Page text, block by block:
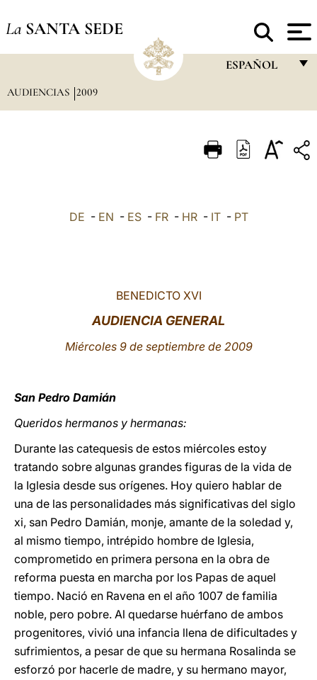
La SANTA SEDE
ESPAÑOL
ITALIANO
LATINE
AUDIENCIAS 2009
DE - EN - ES- FR- HR- IT- PT
BENEDICTO XVI
AUDIENCIA GENERAL
Miércoles 9 de septiembre de 2009
San Pedro Damián
Queridos hermanos y hermanas:
Durante las catequesis de estos miércoles estoy
tratando sobre algunas grandes figuras de la vida de
la Iglesia desde sus orígenes. Hoy quiero hablar de
una de las personalidades más significativas del siglo
xi, san Pedro Damián, monje, amante de la soledad y,
al mismo tiempo, intrépido hombre de Iglesia,
comprometido en primera persona en la obra de
reforma puesta en marcha por los Papas de aquel
tiempo. Nació en Ravena en el año 1007 de familia
noble, pero pobre. Al quedarse huérfano de ambos
progenitores, vivió una infancia llena de dificultades y
sufrimientos, a pesar de que su hermana Rosalinda se
esforzó por hacerle de madre, y su hermano mayor,